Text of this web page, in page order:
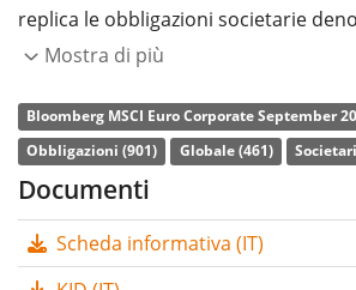
replica le obbligazioni societarie
L'indice non ha una maturity
contrario, l'indice include solo le
scadono tra l'ottobre 2026 e il
sarà poi chiuso). L'indice è composto
societarie ESG (environmental,
Rating: Investment Grade.
Mostra di più
Bloomberg MSCI Euro Corporate September
Obbligazioni (901)
Globale (461)
Documenti
Scheda informativa (IT)